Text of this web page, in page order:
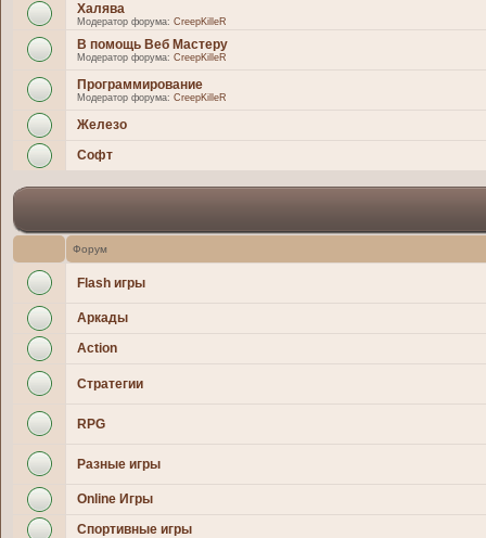
Халява
Модератор форума: CreepKilleR
В помощь Веб Мастеру
Модератор форума: CreepKilleR
Программирование
Модератор форума: CreepKilleR
Железо
Софт
Форум
Flash игры
Аркады
Action
Стратегии
RPG
Разные игры
Online Игры
Спортивные игры